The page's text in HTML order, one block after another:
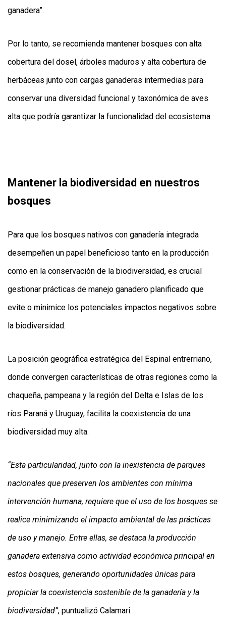
ganadera”.
Por lo tanto, se recomienda mantener bosques con alta
cobertura del dosel, árboles maduros y alta cobertura de
herbáceas junto con cargas ganaderas intermedias para
conservar una diversidad funcional y taxonómica de aves
alta que podría garantizar la funcionalidad del ecosistema.
Mantener la biodiversidad en nuestros
bosques
Para que los bosques nativos con ganadería integrada
desempeñen un papel beneficioso tanto en la producción
como en la conservación de la biodiversidad, es crucial
gestionar prácticas de manejo ganadero planificado que
evite o minimice los potenciales impactos negativos sobre
la biodiversidad.
La posición geográfica estratégica del Espinal entrerriano,
donde convergen características de otras regiones como la
chaqueña, pampeana y la región del Delta e Islas de los
ríos Paraná y Uruguay, facilita la coexistencia de una
biodiversidad muy alta.
“Esta particularidad, junto con la inexistencia de parques
nacionales que preserven los ambientes con mínima
intervención humana, requiere que el uso de los bosques se
realice minimizando el impacto ambiental de las prácticas
de uso y manejo. Entre ellas, se destaca la producción
ganadera extensiva como actividad económica principal en
estos bosques, generando oportunidades únicas para
propiciar la coexistencia sostenible de la ganadería y la
biodiversidad”, puntualizó Calamari.